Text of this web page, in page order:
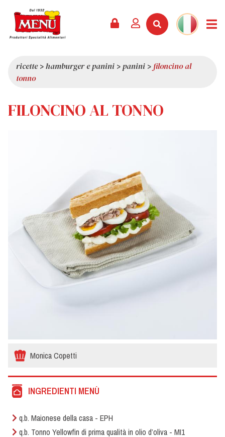
CATALOGO
SERVIZI
ULTIME NOVITÀ
PREMI
RASSEGNA STAMPA
CHI SIAMO
QUALITÀ
VALORI
CURIOSITÀ
ricette>hamburger e panini >panini > filoncino al
tonno
FILONCINO AL TONNO
Monica Copetti
INGREDIENTI MENÙ
q.b. Maionese della casa - EPH
q.b. Tonno Yellowfin di prima qualità in olio d’oliva - MI1